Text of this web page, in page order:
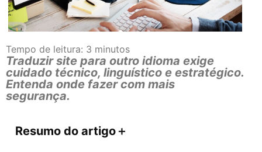
Tempo de leitura: 3 minutos
Traduzir site para outro idioma exige
cuidado técnico, linguístico e estratégico.
Entenda onde fazer com mais
segurança.
Resumo do artigo＋